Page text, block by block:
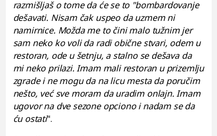
razmišljaš o tome da će se to "bombardovanje
dešavati. Nisam čak uspeo da uzmem ni
namirnice. Možda me to čini malo tužnim jer
sam neko ko voli da radi obične stvari, odem u
restoran, ode u šetnju, a stalno se dešava da
mi neko prilazi. Imam mali restoran u prizemlju
zgrade i ne mogu da na licu mesta da poručim
nešto, već sve moram da uradim onlajn. Imam
ugovor na dve sezone opciono i nadam se da
ću ostati".